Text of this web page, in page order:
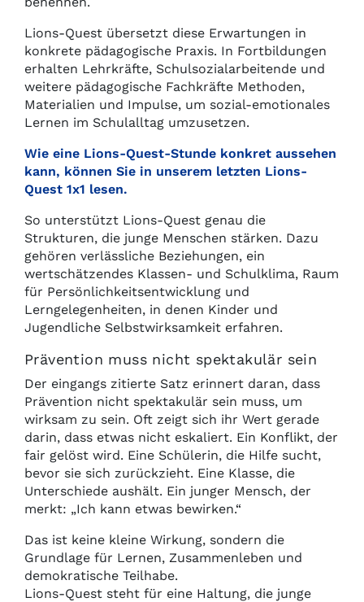
Lions-Quest übersetzt diese Erwartungen in
konkrete pädagogische Praxis. In Fortbildungen
erhalten Lehrkräfte, Schulsozialarbeitende und
weitere pädagogische Fachkräfte Methoden,
Materialien und Impulse, um sozial-emotionales
Lernen im Schulalltag umzusetzen.
Wie eine Lions-Quest-Stunde konkret aussehen
kann, können Sie in unserem letzten Lions-
Quest 1x1 lesen.
So unterstützt Lions-Quest genau die
Strukturen, die junge Menschen stärken. Dazu
gehören verlässliche Beziehungen, ein
wertschätzendes Klassen- und Schulklima, Raum
für Persönlichkeitsentwicklung und
Lerngelegenheiten, in denen Kinder und
Jugendliche Selbstwirksamkeit erfahren.
Prävention muss nicht spektakulär sein
Der eingangs zitierte Satz erinnert daran, dass
Prävention nicht spektakulär sein muss, um
wirksam zu sein. Oft zeigt sich ihr Wert gerade
darin, dass etwas nicht eskaliert. Ein Konflikt, der
fair gelöst wird. Eine Schülerin, die Hilfe sucht,
bevor sie sich zurückzieht. Eine Klasse, die
Unterschiede aushält. Ein junger Mensch, der
merkt: „Ich kann etwas bewirken.“
Das ist keine kleine Wirkung, sondern die
Grundlage für Lernen, Zusammenleben und
demokratische Teilhabe.
Lions-Quest steht für eine Haltung, die junge